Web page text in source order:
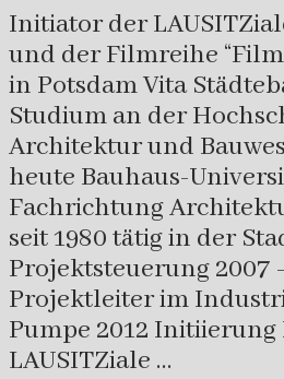
Initiator der
und der Filmreihe
in Potsdam Vita
Studium an der
Architektur und
heute Bauhaus-
Fachrichtung
seit 1980 tätig in der
Projektsteuerung 2007
Projektleiter im
Pumpe 2012 Initiierung
LAUSITZiale …